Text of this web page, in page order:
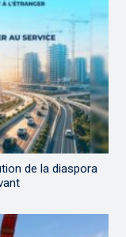
de la diaspora